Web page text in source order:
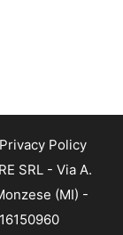
Privacy Policy
SRL - Via A.
(MI) -